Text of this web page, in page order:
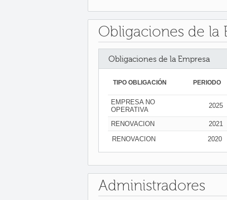
Obligaciones de la
Obligaciones de la Empresa
TIPO OBLIGACIÓN PERIODO
EMPRESA NO
OPERATIVA
2025
RENOVACION
2021
RENOVACION
2020
Administradores